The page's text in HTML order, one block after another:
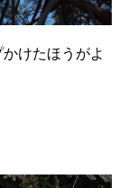
けたほうがよ